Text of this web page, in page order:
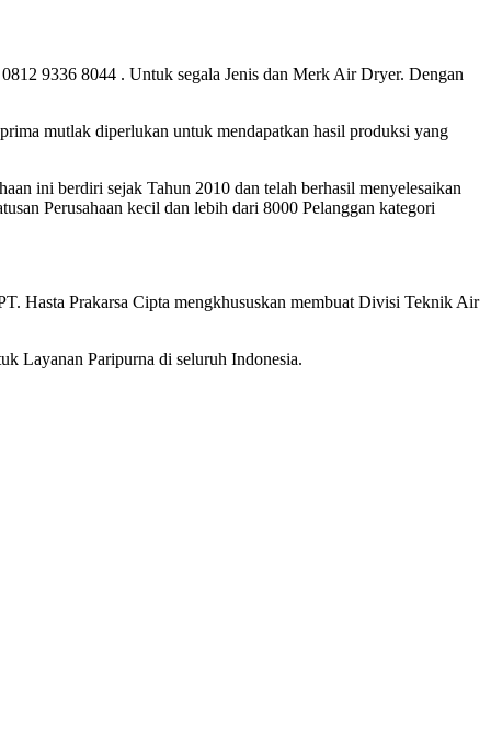
9336 8044 . Untuk segala Jenis dan Merk Air Dryer. Dengan
mutlak diperlukan untuk mendapatkan hasil produksi yang
ini berdiri sejak Tahun 2010 dan telah berhasil menyelesaikan
Perusahaan kecil dan lebih dari 8000 Pelanggan kategori
Hasta Prakarsa Cipta mengkhususkan membuat Divisi Teknik Air
Layanan Paripurna di seluruh Indonesia.